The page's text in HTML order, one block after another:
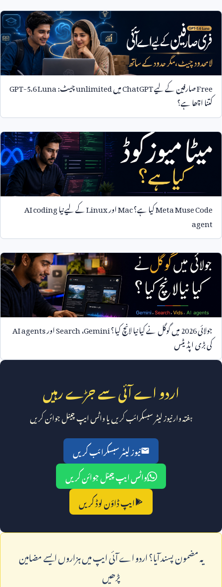
Freeصارفین کے لیےChatGPTمیںunlimitedچیٹ:GPT-5.6 Luna
کتنا اچھا ہے؟
Meta Muse Codeکیا ہے؟MacاورLinuxکے لیے نیاAI coding
agent
جولائی2026میں گوگل نے کیا نیا لانچ کیا؟Gemini،SearchاورAI agents
کی بڑی اپڈیٹس
اردو اے آئی سے جڑے رہیں
ہفتہ وار نیوز لیٹر سبسکرائب کریں یا واٹس ایپ چینل جوائن کریں
نیوز لیٹر سبسکرائب کریں
واٹس ایپ چینل جوائن کریں
ایپ ڈاؤن لوڈ کریں
يہ مضمون پسند آيا؟ اردو اے آئی ايپ ميں ہزاروں ايسے مضامين
پڑھيں